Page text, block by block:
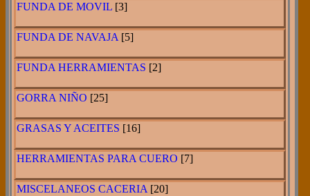
FUNDA DE MOVIL [3]
FUNDA DE NAVAJA [5]
FUNDA HERRAMIENTAS [2]
GORRA NIÑO [25]
GRASAS Y ACEITES [16]
HERRAMIENTAS PARA CUERO [7]
MISCELANEOS CACERIA [20]